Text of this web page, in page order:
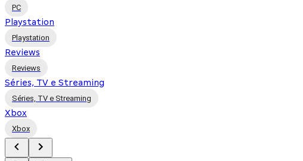
PC
Playstation
Playstation
Reviews
Reviews
Séries, TV e Streaming
Séries, TV e Streaming
Xbox
Xbox